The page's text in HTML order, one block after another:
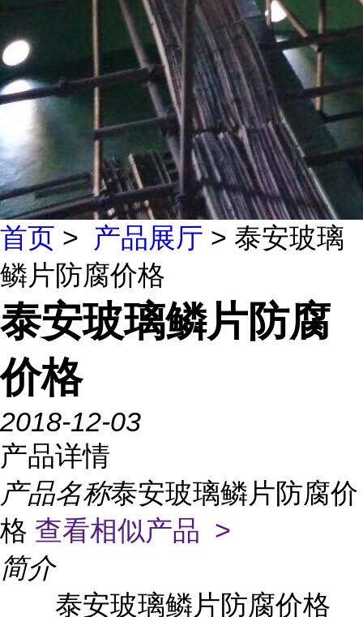
首页 > 产品展厅 > 泰安玻璃
鳞片防腐价格
泰安玻璃鳞片防腐
价格
2018-12-03
产品详情
产品名称泰安玻璃鳞片防腐价
格 查看相似产品 >
简介
泰安玻璃鳞片防腐价格